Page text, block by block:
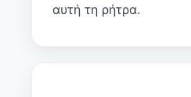
αυτή τη ρήτρα.